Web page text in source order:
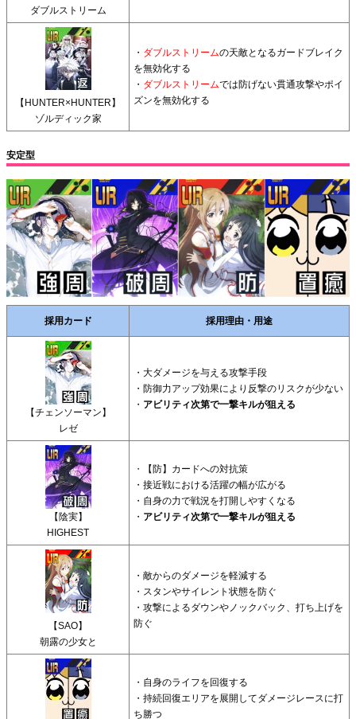
ダブルストリーム
【HUNTER×HUNTER】
ゾルディック家
・ ダブルストリームの天敵となるガードブレイク
を無効化する
・ ダブルストリームでは防げない貫通攻撃やポイ
ズンを無効化する
安定型
採用カード 採用理由・用途
【チェンソーマン】
レゼ
・大ダメージを与える攻撃手段
・防御力アップ効果により反撃のリスクが少ない
・ アビリティ次第で一撃キルが狙える
【陰実】
HIGHEST
・
【防】カードへの対抗策
・接近戦における活躍の幅が広がる
・自身の力で戦況を打開しやすくなる
・ アビリティ次第で一撃キルが狙える
【SAO】
朝露の少女と
・敵からのダメージを軽減する
・スタンやサイレント状態を防ぐ
・攻撃によるダウンやノックバック、打ち上げを
防ぐ
・自身のライフを回復する
・持続回復エリアを展開してダメージレースに打
ち勝つ